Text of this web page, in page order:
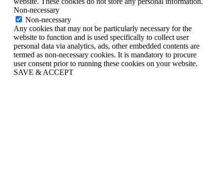
Non-necessary
Non-necessary
Any cookies that may not be particularly necessary for the
website to function and is used specifically to collect user
personal data via analytics, ads, other embedded contents are
termed as non-necessary cookies. It is mandatory to procure
user consent prior to running these cookies on your website.
SAVE & ACCEPT